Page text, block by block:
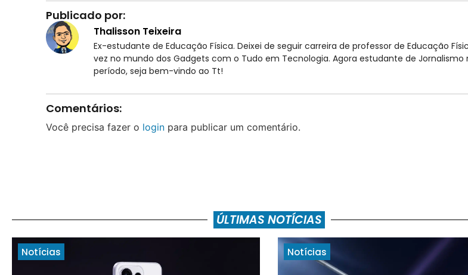
Publicado por:
Thalisson Teixeira
Ex-estudante de Educação Física. Deixei de seguir carreira de professor de Educação
vez no mundo dos Gadgets com o Tudo em Tecnologia. Agora estudante de Jornalismo
período, seja bem-vindo ao Tt!
Comentários:
Você precisa fazer o loginpara publicar um comentário.
ÚLTIMAS NOTÍCIAS
Notícias Notícias